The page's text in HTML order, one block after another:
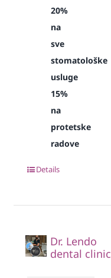
20%
na
sve
stomatološke
usluge
15%
na
protetske
radove
Details
Dr. Lendo
dental clinic